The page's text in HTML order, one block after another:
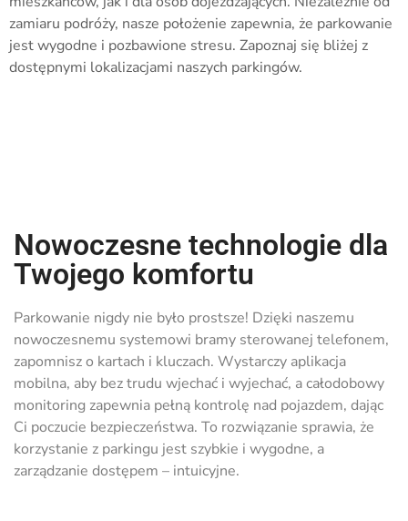
zamiaru podróży, nasze położenie zapewnia, że parkowanie
jest wygodne i pozbawione stresu. Zapoznaj się bliżej z
dostępnymi lokalizacjami naszych parkingów.
Nowoczesne technologie dla
Twojego komfortu
Parkowanie nigdy nie było prostsze! Dzięki naszemu
nowoczesnemu systemowi bramy sterowanej telefonem,
zapomnisz o kartach i kluczach. Wystarczy aplikacja
mobilna, aby bez trudu wjechać i wyjechać, a całodobowy
monitoring zapewnia pełną kontrolę nad pojazdem, dając
Ci poczucie bezpieczeństwa. To rozwiązanie sprawia, że
korzystanie z parkingu jest szybkie i wygodne, a
zarządzanie dostępem – intuicyjne.